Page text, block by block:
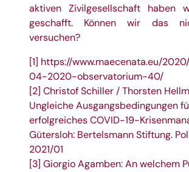
aktiven Zivilgesellschaft haben
geschafft. Können wir das
versuchen?
[1] https://www.maecenata.eu/
04-2020-observatorium-40/
[2] Christof Schiller / Thorsten
Ungleiche Ausgangsbedingungen
erfolgreiches COVID-19-
Gütersloh: Bertelsmann Stiftung.
2021/01
[3] Giorgio Agamben: An welchem